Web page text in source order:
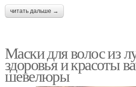
читать дальше →
Маски для волос из
здоровья и красоты
шевелюры